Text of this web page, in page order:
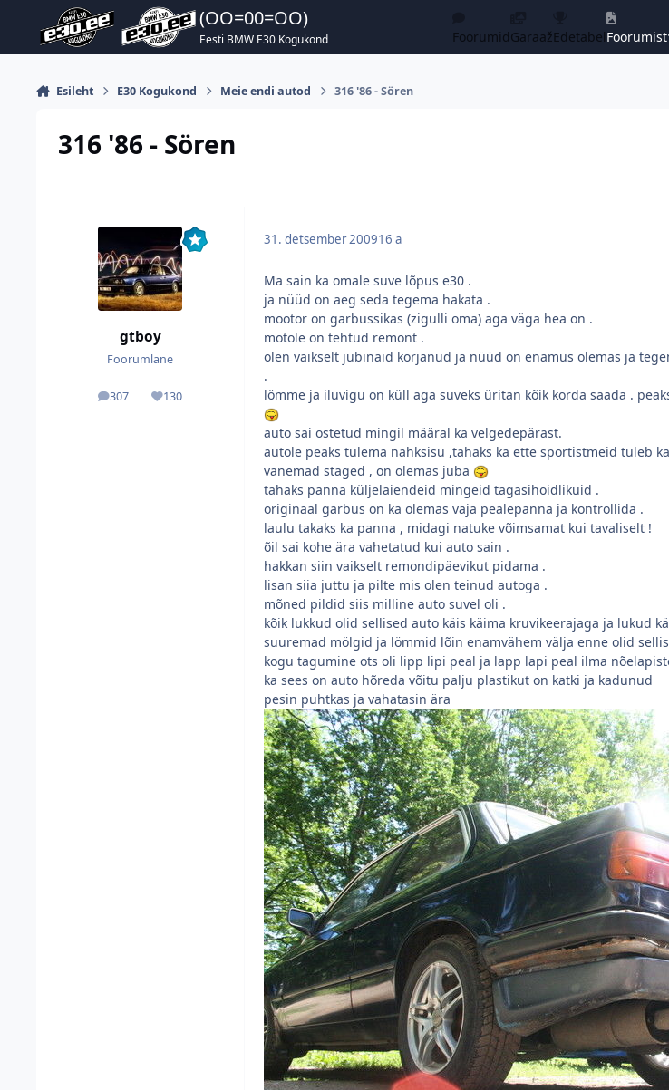
Hüppa postitusse (OO=00=OO)
Eesti BMW E30 Kogukond FoorumidGaraažEdetabelFoorumist
Esileht E30 Kogukond Meie endi autod 316 '86 - Sören
316 '86 - Sören
gtboy
Foorumlane
307
postitused130
Reputatsioon
31. detsember 200916 a
Ma sain ka omale suve lõpus e30 .
ja nüüd on aeg seda tegema hakata .
mootor on garbussikas (zigulli oma) aga väga hea on .
motole on tehtud remont .
olen vaikselt jubinaid korjanud ja nüüd on enamus olemas ja
.
lömme ja iluvigu on küll aga suveks üritan kõik korda saada .
auto sai ostetud mingil määral ka velgedepärast.
autole peaks tulema nahksisu ,tahaks ka ette sportistmeid tuleb
vanemad staged , on olemas juba
tahaks panna küljelaiendeid mingeid tagasihoidlikuid .
originaal garbus on ka olemas vaja pealepanna ja kontrollida .
laulu takaks ka panna , midagi natuke võimsamat kui tavaliselt !
õil sai kohe ära vahetatud kui auto sain .
hakkan siin vaikselt remondipäevikut pidama .
lisan siia juttu ja pilte mis olen teinud autoga .
mõned pildid siis milline auto suvel oli .
kõik lukkud olid sellised auto käis käima kruvikeerajaga ja lukud
suuremad mölgid ja lömmid lõin enamvähem välja enne olid
kogu tagumine ots oli lipp lipi peal ja lapp lapi peal ilma
ka sees on auto hõreda võitu palju plastikut on katki ja kadunud
pesin puhtkas ja vahatasin ära